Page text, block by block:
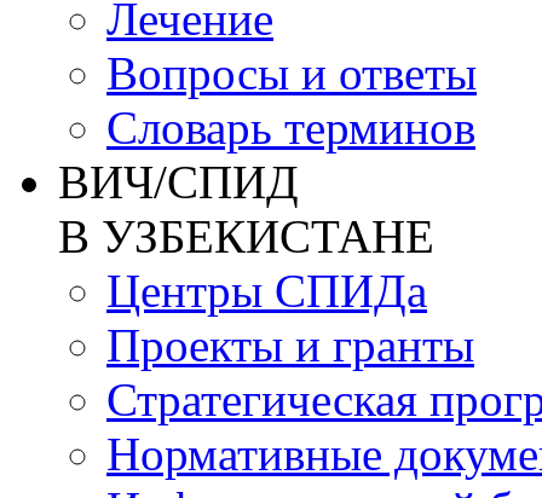
Лечение
Вопросы и ответы
Словарь терминов
ВИЧ/СПИД
В УЗБЕКИСТАНЕ
Центры СПИДа
Проекты и гранты
Стратегическая
Нормативные